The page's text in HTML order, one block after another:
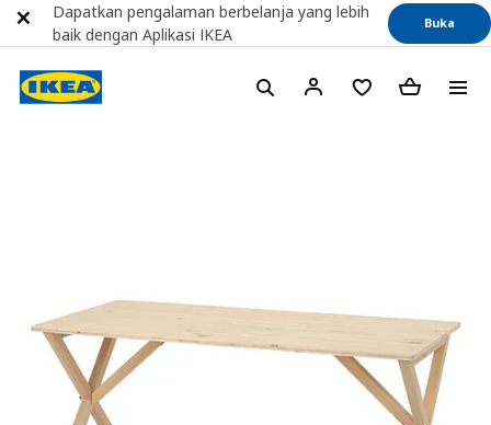
Dapatkan pengalaman berbelanja yang lebih
baik dengan Aplikasi IKEA
Buka